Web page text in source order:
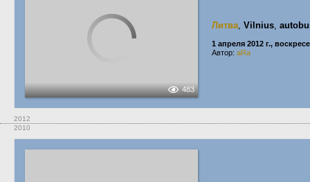
483
Литва, Vilnius,
1 апреля 2012 г.,
Автор: aRa
2012
2010